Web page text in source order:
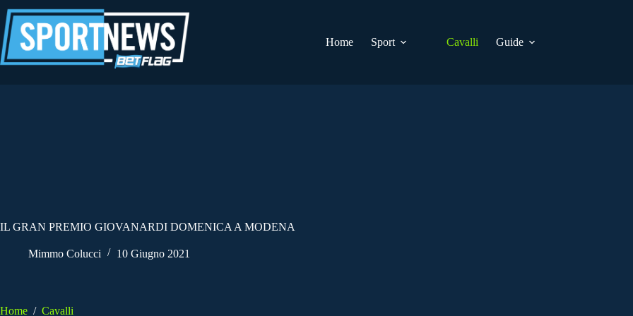
al
contenuto
Home
Sport Cavalli Guide
IL GRAN PREMIO GIOVANARDI DOMENICA A MODENA
Mimmo Colucci 10 Giugno 2021
Home / Cavalli